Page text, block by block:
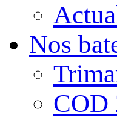
Nos
COD